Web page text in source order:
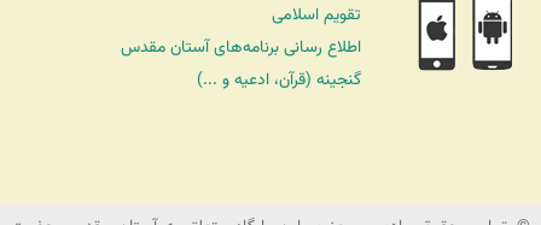
تقویم اسلامی
اطلاع رسانی برنامه‌های آستان مقدس
گنجینه (قرآن، ادعیه و ...)